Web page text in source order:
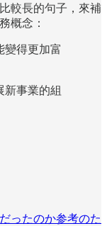
較長的句子，來補
概念：
變得更加富
新事業的組
ったのか参考のた